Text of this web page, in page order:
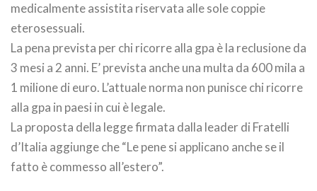
medicalmente assistita riservata alle sole coppie
eterosessuali.
La pena prevista per chi ricorre alla gpa è la reclusione da
3 mesi a 2 anni. E’ prevista anche una multa da 600 mila a
1 milione di euro. L’attuale norma non punisce chi ricorre
alla gpa in paesi in cui è legale.
La proposta della legge firmata dalla leader di Fratelli
d’Italia aggiunge che “Le pene si applicano anche se il
fatto è commesso all’estero”.